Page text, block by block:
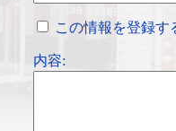
この情報を登録す
内容: